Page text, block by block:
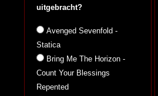
uitgebracht?
Avenged Sevenfold -
Statica
Bring Me The Horizon -
Count Your Blessings
Repented